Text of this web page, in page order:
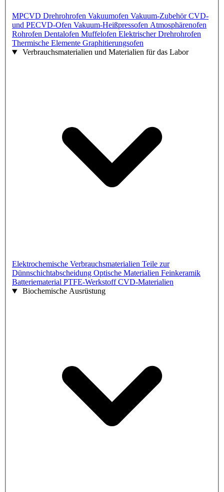
MPCVD Drehrohrofen Vakuumofen Vakuum-ZubehörCVD-
und PECVD-Ofen Vakuum-Heißpressofen Atmosphärenofen
Rohrofen Dentalofen Muffelofen Elektrischer Drehrohrofen
Thermische Elemente Graphitierungsofen
Verbrauchsmaterialien und Materialien für das Labor
Elektrochemische Verbrauchsmaterialien Teile zur
Dünnschichtabscheidung Optische Materialien Feinkeramik
Batteriematerial PTFE-WerkstoffCVD-Materialien
Biochemische Ausrüstung